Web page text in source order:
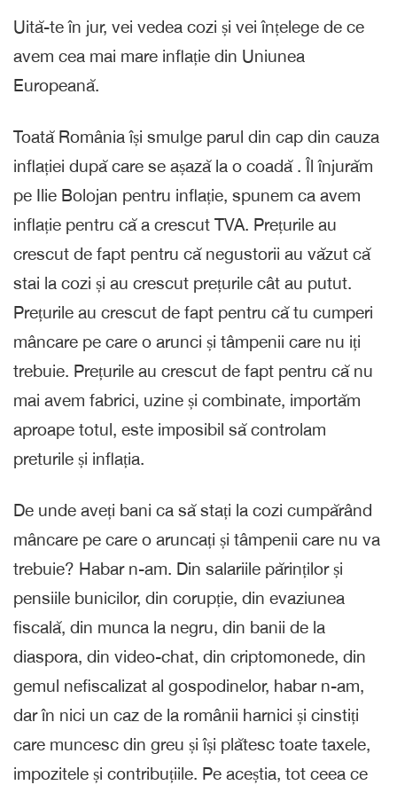
Uită-te în jur, vei vedea cozi și vei înțelege de ce
avem cea mai mare inflație din Uniunea
Europeană.
Toată România își smulge parul din cap din cauza
inflației după care se așază la o coadă . Îl înjurăm
pe Ilie Bolojan pentru inflație, spunem ca avem
inflație pentru că a crescut TVA. Prețurile au
crescut de fapt pentru că negustorii au văzut că
stai la cozi și au crescut prețurile cât au putut.
Prețurile au crescut de fapt pentru că tu cumperi
mâncare pe care o arunci și tâmpenii care nu iți
trebuie. Prețurile au crescut de fapt pentru că nu
mai avem fabrici, uzine și combinate, importăm
aproape totul, este imposibil să controlam
preturile și inflația.
De unde aveți bani ca să stați la cozi cumpărând
mâncare pe care o aruncați și tâmpenii care nu va
trebuie? Habar n-am. Din salariile părinților și
pensiile bunicilor, din corupție, din evaziunea
fiscală, din munca la negru, din banii de la
diaspora, din video-chat, din criptomonede, din
gemul nefiscalizat al gospodinelor, habar n-am,
dar în nici un caz de la românii harnici și cinstiți
care muncesc din greu și își plătesc toate taxele,
impozitele și contribuțiile. Pe aceștia, tot ceea ce